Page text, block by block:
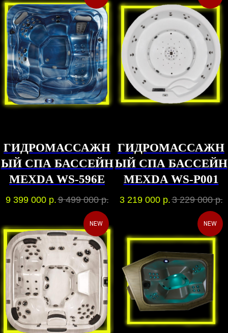
ГИДРОМАССАЖН
ЫЙ СПА БАССЕЙН
MEXDA WS-596E
9 399 000 р.9 499 000 р.
ГИДРОМАССАЖН
ЫЙ СПА БАССЕЙН
MEXDA WS-P001
3 219 000 р.3 229 000 р.
NEW NEW